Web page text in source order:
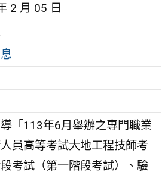
2 月 05 日
「113年6月舉辦之專門職業
員高等考試大地工程技師考
考試（第一階段考試）、驗